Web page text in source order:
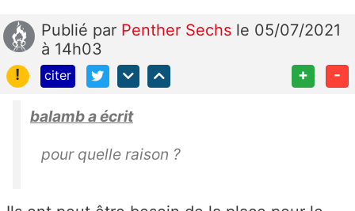
Publié par Penther Sechs le 05/07/2021
à 14h03
!
citer + -
balamb a écrit
pour quelle raison ?